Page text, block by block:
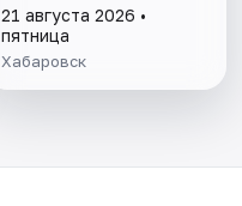
21 августа 2026 •
пятница
Хабаровск